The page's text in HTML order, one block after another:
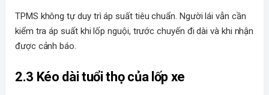
TPMS không tự duy trì áp suất tiêu chuẩn. Người lái vẫn cần
kiểm tra áp suất khi lốp nguội, trước chuyến đi dài và khi nhận
được cảnh báo.
2.3 Kéo dài tuổi thọ của lốp xe